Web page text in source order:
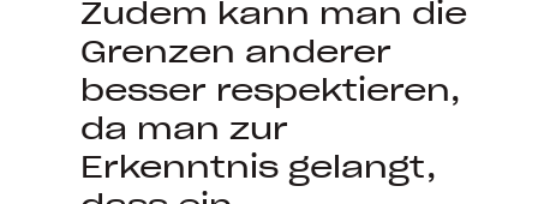
Zudem kann man die
Grenzen anderer
besser respektieren,
da man zur
Erkenntnis gelangt,